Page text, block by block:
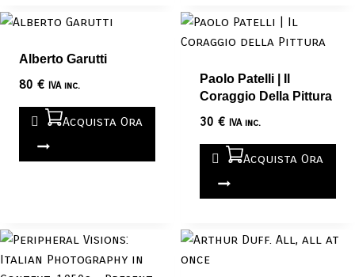
Alberto Garutti
80 € IVA inc.
Acquista Ora
Paolo Patelli | Il
Coraggio Della Pittura
30 € IVA inc.
Acquista Ora